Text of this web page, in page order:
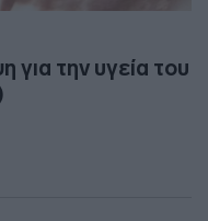
για την υγεία του